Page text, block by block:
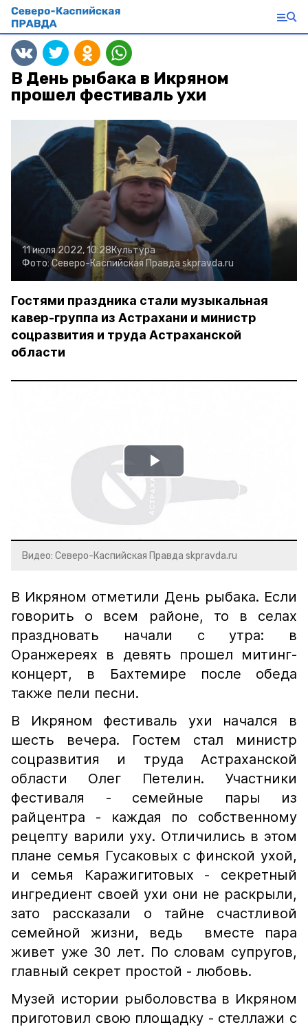
В День рыбака в Икряном
прошел фестиваль ухи
11 июля 2022, 10:28Культура
Фото:Северо-Каспийская Правда skpravda.ru
Гостями праздника стали музыкальная
кавер-группа из Астрахани и министр
соцразвития и труда Астраханской
области
Play
Video
Видео: Северо-Каспийская Правда skpravda.ru
В Икряном отметили День рыбака. Если
говорить о всем районе, то в селах
праздновать начали с утра: в
Оранжереях в девять прошел митинг-
концерт, в Бахтемире после обеда
также пели песни.
В Икряном фестиваль ухи начался в
шесть вечера. Гостем стал министр
соцразвития и труда Астраханской
области Олег Петелин. Участники
фестиваля - семейные пары из
райцентра - каждая по собственному
рецепту варили уху. Отличились в этом
плане семья Гусаковых с финской ухой,
и семья Каражигитовых - секретный
ингредиент своей ухи они не раскрыли,
зато рассказали о тайне счастливой
семейной жизни, ведь вместе пара
живет уже 30 лет. По словам супругов,
главный секрет простой - любовь.
Музей истории рыболовства в Икряном
приготовил свою площадку - стеллажи с